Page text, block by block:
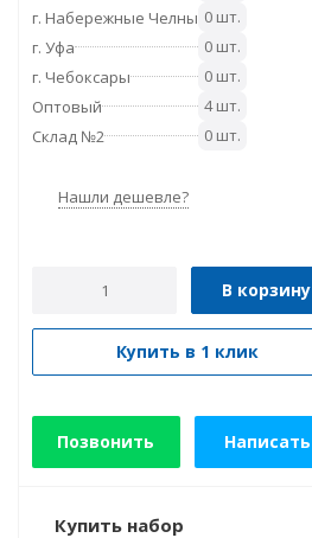
г. Набережные Челны 0 шт.
г. Уфа
0 шт.
г. Чебоксары
0 шт.
Оптовый
4 шт.
Склад №2
0 шт.
Нашли дешевле?
В корзину
Купить в 1 клик
Позвонить Написать
Купить набор